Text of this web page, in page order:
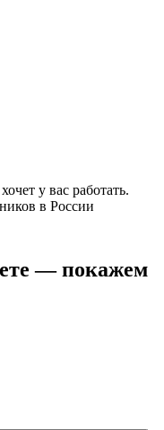
у вас работать.
в России
— покажем